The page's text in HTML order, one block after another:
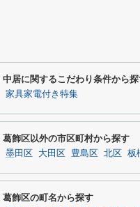
中居に関するこだわり条件から
家具家電付き特集
葛飾区以外の市区町村から探す
墨田区 大田区 豊島区 北区 板
葛飾区の町名から探す